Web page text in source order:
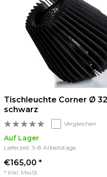
Tischleuchte Corner Ø
schwarz
Vergleichen
Auf Lager
Lieferzeit: 5-8 Arbeitstage
€165,00 *
* Inkl. MwSt.